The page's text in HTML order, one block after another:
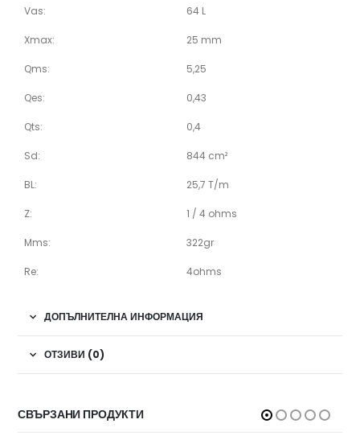
Vas: 64 L
Xmax: 25 mm
Qms: 5,25
Qes: 0,43
Qts: 0,4
Sd: 844 cm²
BL: 25,7 T/m
Z: 1 / 4 ohms
Mms: 322gr
Re: 4ohms
ДОПЪЛНИТЕЛНА ИНФОРМАЦИЯ
ОТЗИВИ (0)
СВЪРЗАНИ ПРОДУКТИ